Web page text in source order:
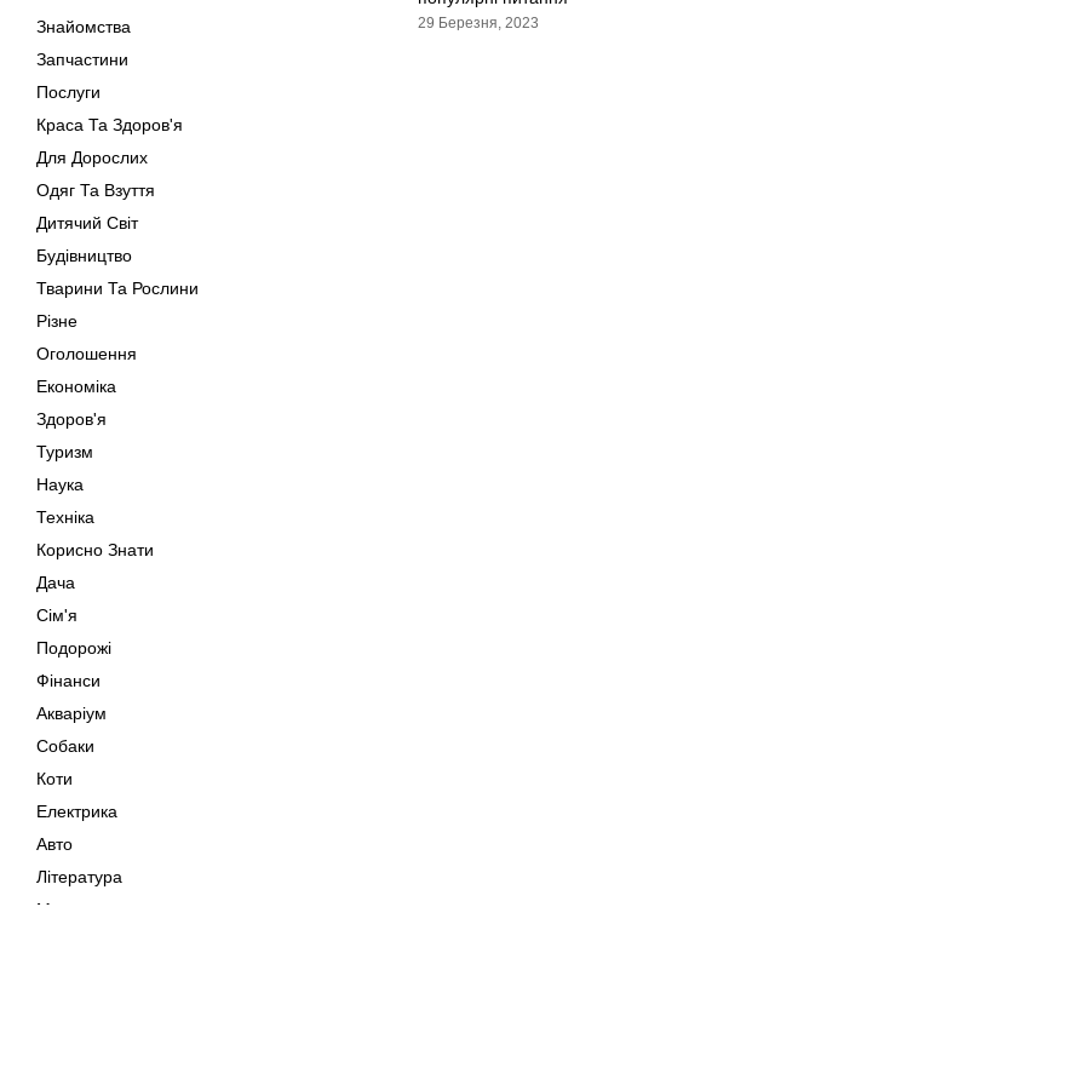
Знайомства
Запчастини
Послуги
Краса Та Здоров'я
Для Дорослих
Одяг Та Взуття
Дитячий Світ
Будівництво
Тварини Та Рослини
Різне
Оголошення
Економіка
Здоров'я
Туризм
Наука
Техніка
Корисно Знати
Дача
Сім'я
Подорожі
Фінанси
Акваріум
Собаки
Коти
Електрика
Авто
Література
Музика
29 Березня, 2023